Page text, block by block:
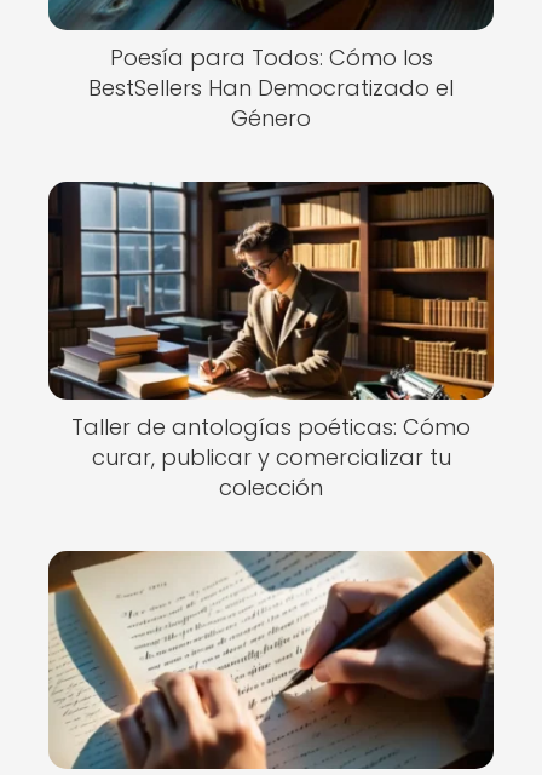
Poesía para Todos: Cómo los
BestSellers Han Democratizado el
Género
Taller de antologías poéticas: Cómo
curar, publicar y comercializar tu
colección